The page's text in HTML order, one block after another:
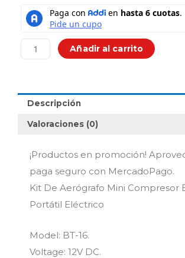
De
Aerógrafo
Mini
Compresor
Eléctrico
cantidad
Añadir al carrito
Descripción
Valoraciones (0)
¡Productos en promoción!
paga seguro con MercadoPago.
Kit De Aerógrafo Mini Compresor
Portátil Eléctrico
Model: BT-16.
Voltage: 12V DC.